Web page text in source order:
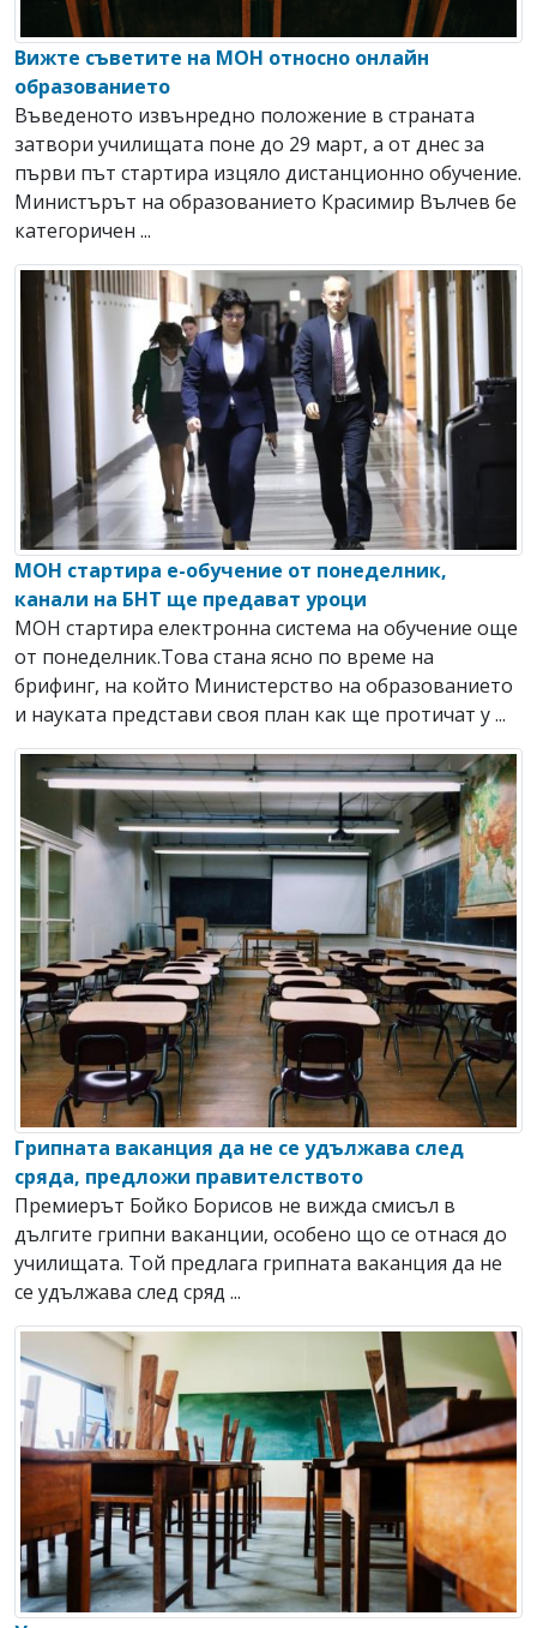
Вижте съветите на МОН относно онлайн
образованието
Въведеното извънредно положение в страната
затвори училищата поне до 29 март, а от днес за
първи път стартира изцяло дистанционно обучение.
Министърът на образованието Красимир Вълчев бе
категоричен ...
МОН стартира е-обучение от понеделник,
канали на БНТ ще предават уроци
МОН стартира електронна система на обучение още
от понеделник.Това стана ясно по време на
брифинг, на който Министерство на образованието
и науката представи своя план как ще протичат у ...
Грипната ваканция да не се удължава след
сряда, предложи правителството
Премиерът Бойко Борисов не вижда смисъл в
дългите грипни ваканции, особено що се отнася до
училищата. Той предлага грипната ваканция да не
се удължава след сряд ...